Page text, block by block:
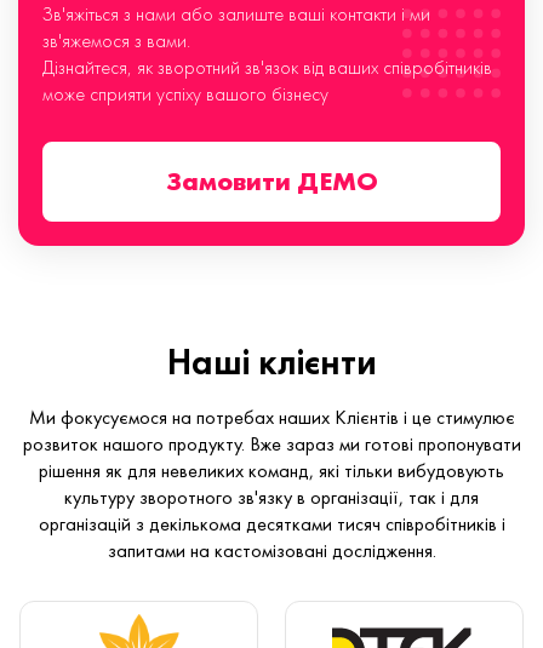
Зв'яжіться з нами або залиште ваші контакти і ми
зв'яжемося з вами.
Дізнайтеся, як зворотний зв'язок від ваших співробітників
може сприяти успіху вашого бізнесу
Замовити ДЕМО
Наші клієнти
Ми фокусуємося на потребах наших Клієнтів і це стимулює
розвиток нашого продукту. Вже зараз ми готові пропонувати
рішення як для невеликих команд, які тільки вибудовують
культуру зворотного зв'язку в організації, так і для
організацій з декількома десятками тисяч співробітників і
запитами на кастомізовані дослідження.